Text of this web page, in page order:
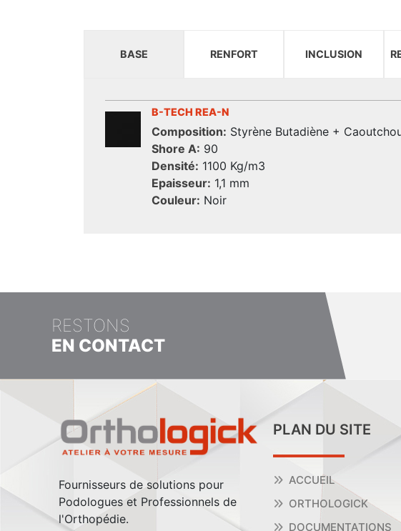
BASE RENFORT INCLUSION
B-TECH REA-N
Composition: Styrène Butadiène +
Shore A: 90
Densité: 1100 Kg/m3
Epaisseur: 1,1 mm
Couleur: Noir
RESTONS
EN CONTACT
Fournisseurs de solutions pour
Podologues et Professionnels de
l'Orthopédie.
PLAN DU SITE
ACCUEIL
ORTHOLOGICK
DOCUMENTATIONS